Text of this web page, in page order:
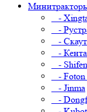
-
-
- Скаут
-
-
-
- Jinma
-